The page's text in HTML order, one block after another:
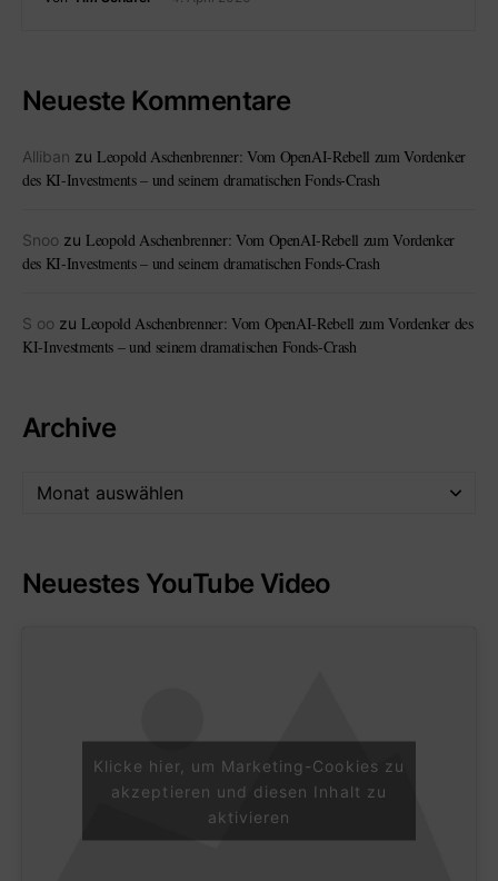
Neueste Kommentare
Alliban zu Leopold Aschenbrenner: Vom OpenAI-Rebell zum Vordenker
des KI-Investments – und seinem dramatischen Fonds-Crash
Snoo zu Leopold Aschenbrenner: Vom OpenAI-Rebell zum Vordenker
des KI-Investments – und seinem dramatischen Fonds-Crash
S oo zu Leopold Aschenbrenner: Vom OpenAI-Rebell zum Vordenker des
KI-Investments – und seinem dramatischen Fonds-Crash
Archive
Neuestes YouTube Video
Klicke hier, um Marketing-Cookies zu
akzeptieren und diesen Inhalt zu
aktivieren